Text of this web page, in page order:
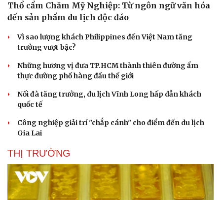
Văn hóa
Sân khấu - Điện ảnh
Văn học
Âm nhạc
Di sản
Nghệ sĩ
Thời trang
Sao Việt
Thổ cẩm Chăm Mỹ Nghiệp: Từ ngôn ngữ văn hóa
đến sản phẩm du lịch độc đáo
Vì sao lượng khách Philippines đến Việt Nam tăng
trưởng vượt bậc?
Những hương vị đưa TP.HCM thành thiên đường ẩm
thực đường phố hàng đầu thế giới
Nối đà tăng trưởng, du lịch Vĩnh Long hấp dẫn khách
quốc tế
Công nghiệp giải trí "chắp cánh" cho điểm đến du lịch
Gia Lai
THỊ TRƯỜNG